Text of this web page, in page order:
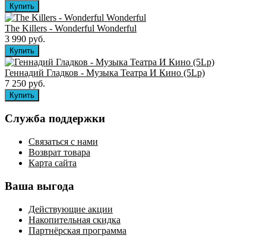
The Killers ‎- Wonderful Wonderful
3 990 руб.
Геннадий Гладков - Музыка Театра И Кино (5Lp)
7 250 руб.
Служба поддержки
Связаться с нами
Возврат товара
Карта сайта
Ваша выгода
Действующие акции
Накопительная скидка
Партнёрская программа